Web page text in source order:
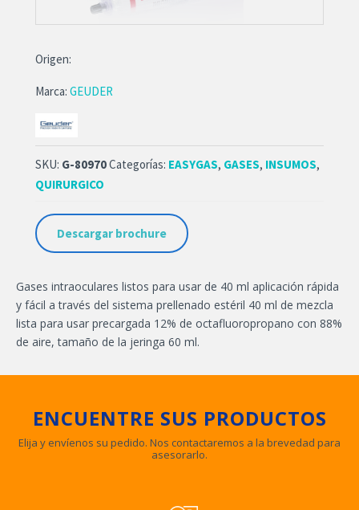
Origen:
Marca: GEUDER
SKU: G-80970Categorías: EASYGAS, GASES, INSUMOS,
QUIRURGICO
Descargar brochure
Gases intraoculares listos para usar de 40 ml aplicación rápida
y fácil a través del sistema prellenado estéril 40 ml de mezcla
lista para usar precargada 12% de octafluoropropano con 88%
de aire, tamaño de la jeringa 60 ml.
ENCUENTRE SUS PRODUCTOS
Elija y envíenos su pedido. Nos contactaremos a la brevedad para
asesorarlo.